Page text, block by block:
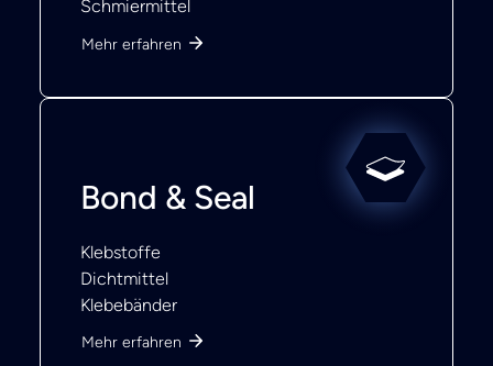
Schmiermittel
Mehr erfahren
Bond & Seal
Klebstoffe
Dichtmittel
Klebebänder
Mehr erfahren